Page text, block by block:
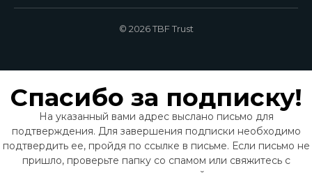
© 2026 TBF Trust
Спасибо за подписку!
На указанный вами адрес выслано письмо для
подтверждения. Для завершения подписки необходимо
подтвердить ее, пройдя по ссылке в письме. Если письмо не
пришло, проверьте папку со спамом или свяжитесь с